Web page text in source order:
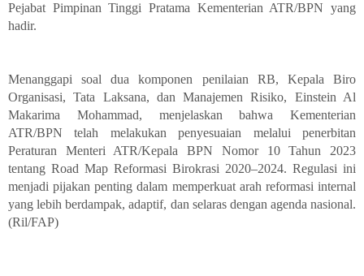
Pejabat Pimpinan Tinggi Pratama Kementerian ATR/BPN yang
hadir.
Menanggapi soal dua komponen penilaian RB, Kepala Biro
Organisasi, Tata Laksana, dan Manajemen Risiko, Einstein Al
Makarima Mohammad, menjelaskan bahwa Kementerian
ATR/BPN telah melakukan penyesuaian melalui penerbitan
Peraturan Menteri ATR/Kepala BPN Nomor 10 Tahun 2023
tentang Road Map Reformasi Birokrasi 2020–2024. Regulasi ini
menjadi pijakan penting dalam memperkuat arah reformasi internal
yang lebih berdampak, adaptif, dan selaras dengan agenda nasional.
(Ril/FAP)